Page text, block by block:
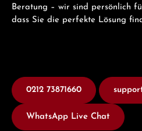
Beratung – wir sind persönlich
dass Sie die perfekte Lösung
0212 73871660
WhatsApp Live Chat